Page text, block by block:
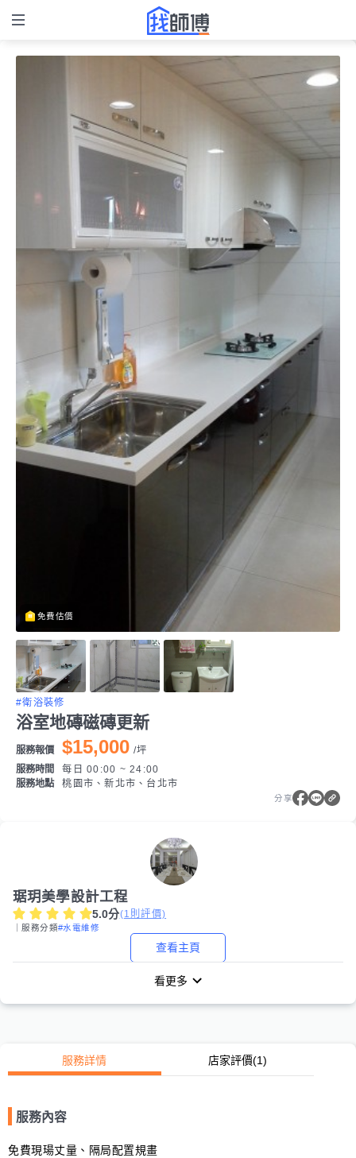
免費估價
#衛浴裝修
浴室地磚磁磚更新
服務報價 $15,000 /坪
服務時間
每日 00:00 ~ 24:00
服務地點
桃園市、新北市、台北市
分享
琚玥美學設計工程
5.0分(1 則評價)
｜服務分類#水電維修
查看主頁
看更多
服務詳情 店家評價(1)
服務內容
免費現瑒丈量、隔局配置規畫